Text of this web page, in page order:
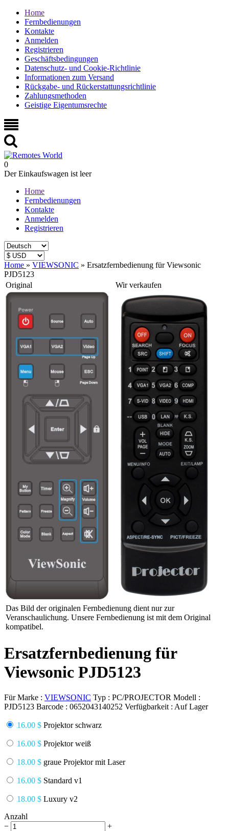
Home
Fernbedienungen
Kontakte
Anmelden
Registrieren
Geschäftsbedingungen
Datenschutz- und Cookie-Richtlinie
Informationen zum Versand
Rückgabe- und Rückerstattungsrichtlinie
Zahlungsmethoden
Geistige Eigentumsrechte
0
Der Einkaufswagen ist leer
Home
Fernbedienungen
Kontakte
Anmelden
Registrieren
Home » VIEWSONIC » Ersatzfernbedienung für Viewsonic
PJD5123
Original
Wir verkaufen
Das Bild der originalen Fernbedienung dient nur zur
Veranschaulichung. Unsere Fernbedienung ist mit dem Original
kompatibel.
Ersatzfernbedienung für
Viewsonic PJD5123
Für Marke : VIEWSONIC Typ : PC/PROJECTOR Modell :
PJD5123 Barcode : 0652043140252 Verfügbarkeit : Auf Lager
16.00 $ Projektor schwarz
16.00 $ Projektor weiß
18.00 $ graue Projektor mit Laser
16.00 $ Standard v1
18.00 $ Luxury v2
Anzahl
−
+